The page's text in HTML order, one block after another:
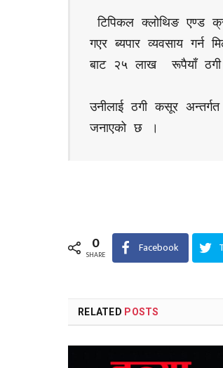
टिपिकल क्लोथिङ एण्ड क्राफ्ट स्टोर नामक व्यवसायिक कम्पनी दर्ता गर्न लगाई यूरोपको जुनसुकै देशमा
गएर ब्यपार व्यवसाय गर्न
बाट २५ लाख  रूपैयाँ ठगी
उनीलाई ठगी कसूर
जनाएको छ ।
0
SHARE Facebook
RELATED POSTS